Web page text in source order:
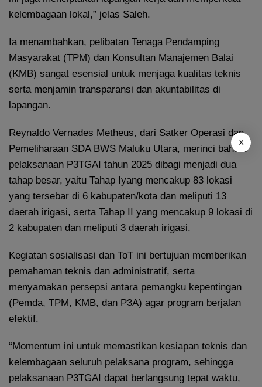
kelembagaan lokal,” jelas Saleh.
Ia menambahkan, pelibatan Tenaga Pendamping
Masyarakat (TPM) dan Konsultan Manajemen Balai
(KMB) sangat esensial untuk menjaga kualitas teknis
serta menjamin transparansi dan akuntabilitas di
lapangan.
Reynaldo Vernades Metheus, dari Satker Operasi dan
Pemeliharaan SDA BWS Maluku Utara, merinci bahwa
pelaksanaan P3TGAI tahun 2025 dibagi menjadi dua
tahap besar, yaitu Tahap Iyang mencakup 83 lokasi
yang tersebar di 6 kabupaten/kota dan meliputi 13
daerah irigasi, serta Tahap II yang mencakup 9 lokasi di
2 kabupaten dan meliputi 3 daerah irigasi.
Kegiatan sosialisasi dan ToT ini bertujuan memberikan
pemahaman teknis dan administratif, serta
menyamakan persepsi antara pemangku kepentingan
(Pemda, TPM, KMB, dan P3A) agar program berjalan
efektif.
“Momentum ini untuk memastikan kesiapan teknis dan
kelembagaan seluruh pelaksana program, sehingga
pelaksanaan P3TGAI dapat berlangsung tepat waktu,
X